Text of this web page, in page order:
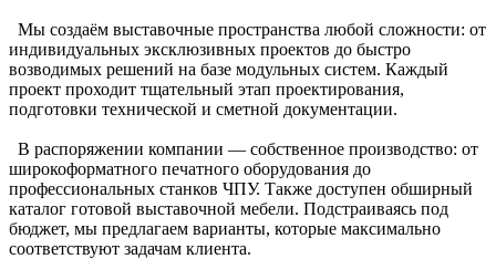
Мы создаём выставочные пространства любой сложности: от
индивидуальных эксклюзивных проектов до быстро
возводимых решений на базе модульных систем. Каждый
проект проходит тщательный этап проектирования,
подготовки технической и сметной документации.
В распоряжении компании — собственное производство: от
широкоформатного печатного оборудования до
профессиональных станков ЧПУ. Также доступен обширный
каталог готовой выставочной мебели. Подстраиваясь под
бюджет, мы предлагаем варианты, которые максимально
соответствуют задачам клиента.